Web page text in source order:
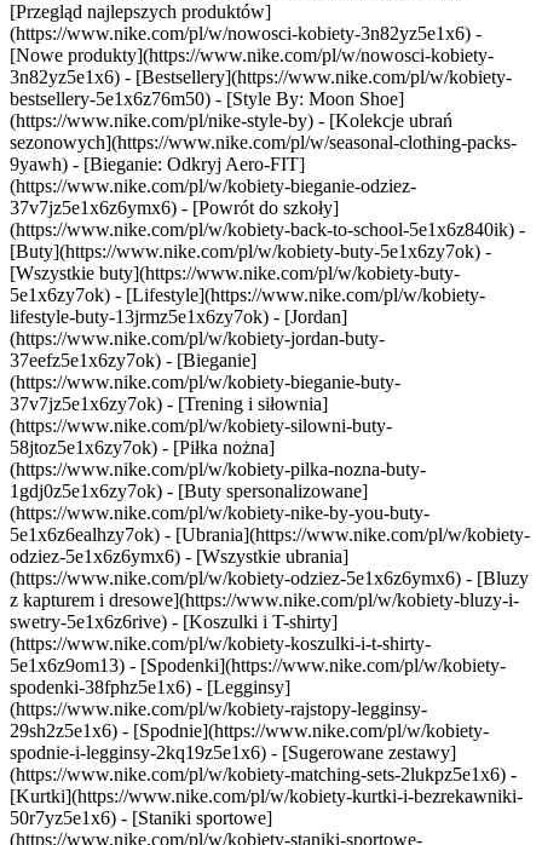
[Przegląd najlepszych produktów]
(https://www.nike.com/pl/w/nowosci-kobiety-3n82yz5e1x6) -
[Nowe produkty](https://www.nike.com/pl/w/nowosci-kobiety-
3n82yz5e1x6) - [Bestsellery](https://www.nike.com/pl/w/kobiety-
bestsellery-5e1x6z76m50) - [Style By: Moon Shoe]
(https://www.nike.com/pl/nike-style-by) - [Kolekcje ubrań
sezonowych](https://www.nike.com/pl/w/seasonal-clothing-packs-
9yawh) - [Bieganie: Odkryj Aero-FIT]
(https://www.nike.com/pl/w/kobiety-bieganie-odziez-
37v7jz5e1x6z6ymx6) - [Powrót do szkoły]
(https://www.nike.com/pl/w/kobiety-back-to-school-5e1x6z840ik) -
[Buty](https://www.nike.com/pl/w/kobiety-buty-5e1x6zy7ok) -
[Wszystkie buty](https://www.nike.com/pl/w/kobiety-buty-
5e1x6zy7ok) - [Lifestyle](https://www.nike.com/pl/w/kobiety-
lifestyle-buty-13jrmz5e1x6zy7ok) - [Jordan]
(https://www.nike.com/pl/w/kobiety-jordan-buty-
37eefz5e1x6zy7ok) - [Bieganie]
(https://www.nike.com/pl/w/kobiety-bieganie-buty-
37v7jz5e1x6zy7ok) - [Trening i siłownia]
(https://www.nike.com/pl/w/kobiety-silowni-buty-
58jtoz5e1x6zy7ok) - [Piłka nożna]
(https://www.nike.com/pl/w/kobiety-pilka-nozna-buty-
1gdj0z5e1x6zy7ok) - [Buty spersonalizowane]
(https://www.nike.com/pl/w/kobiety-nike-by-you-buty-
5e1x6z6ealhzy7ok) - [Ubrania](https://www.nike.com/pl/w/kobiety-
odziez-5e1x6z6ymx6) - [Wszystkie ubrania]
(https://www.nike.com/pl/w/kobiety-odziez-5e1x6z6ymx6) - [Bluzy
z kapturem i dresowe](https://www.nike.com/pl/w/kobiety-bluzy-i-
swetry-5e1x6z6rive) - [Koszulki i T-shirty]
(https://www.nike.com/pl/w/kobiety-koszulki-i-t-shirty-
5e1x6z9om13) - [Spodenki](https://www.nike.com/pl/w/kobiety-
spodenki-38fphz5e1x6) - [Legginsy]
(https://www.nike.com/pl/w/kobiety-rajstopy-legginsy-
29sh2z5e1x6) - [Spodnie](https://www.nike.com/pl/w/kobiety-
spodnie-i-legginsy-2kq19z5e1x6) - [Sugerowane zestawy]
(https://www.nike.com/pl/w/kobiety-matching-sets-2lukpz5e1x6) -
[Kurtki](https://www.nike.com/pl/w/kobiety-kurtki-i-bezrekawniki-
50r7yz5e1x6) - [Staniki sportowe]
(https://www.nike.com/pl/w/kobiety-staniki-sportowe-